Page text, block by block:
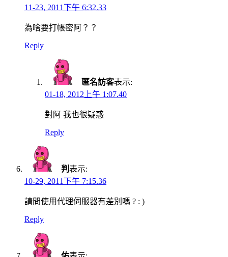
11-23, 2011下午 6:32.33
為啥要打帳密阿？？
Reply
匿名訪客表示:
01-18, 2012上午 1:07.40
對阿 我也很疑惑
Reply
判 表示:
10-29, 2011下午 7:15.36
請問使用代理伺服器有差別嗎 ? : )
Reply